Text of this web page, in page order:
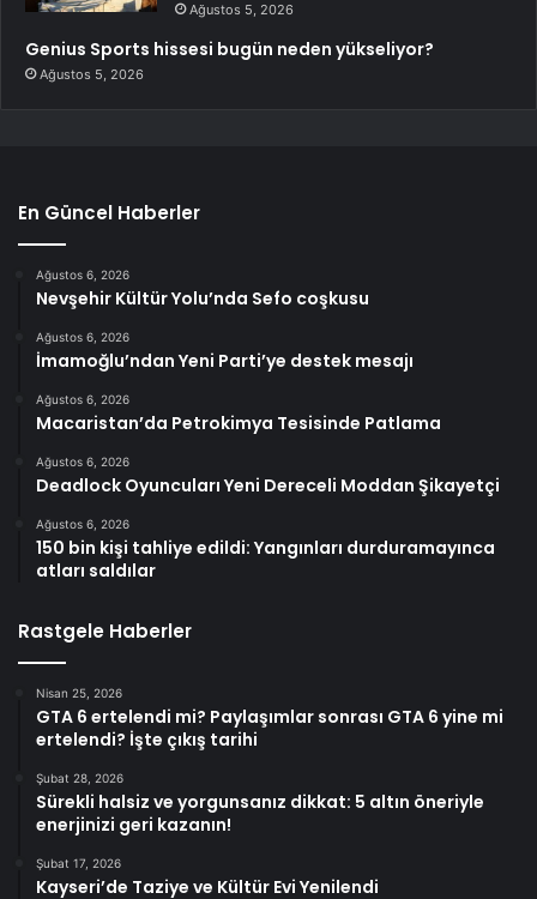
Ağustos 5, 2026
Genius Sports hissesi bugün neden yükseliyor?
Ağustos 5, 2026
En Güncel Haberler
Ağustos 6, 2026
Nevşehir Kültür Yolu’nda Sefo coşkusu
Ağustos 6, 2026
İmamoğlu’ndan Yeni Parti’ye destek mesajı
Ağustos 6, 2026
Macaristan’da Petrokimya Tesisinde Patlama
Ağustos 6, 2026
Deadlock Oyuncuları Yeni Dereceli Moddan Şikayetçi
Ağustos 6, 2026
150 bin kişi tahliye edildi: Yangınları durduramayınca
atları saldılar
Rastgele Haberler
Nisan 25, 2026
GTA 6 ertelendi mi? Paylaşımlar sonrası GTA 6 yine mi
ertelendi? İşte çıkış tarihi
Şubat 28, 2026
Sürekli halsiz ve yorgunsanız dikkat: 5 altın öneriyle
enerjinizi geri kazanın!
Şubat 17, 2026
Kayseri’de Taziye ve Kültür Evi Yenilendi